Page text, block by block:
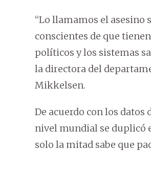
“Lo llamamos el asesino
conscientes de que
políticos y los sistemas
la directora del
Mikkelsen.
De acuerdo con los
nivel mundial se duplicó
solo la mitad sabe que